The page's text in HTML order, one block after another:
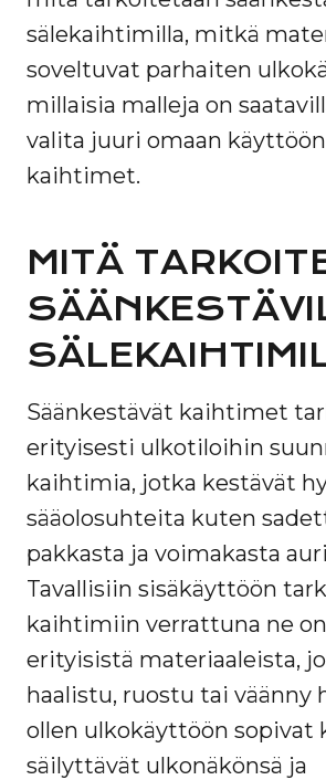
sälekaihtimilla, mitkä
soveltuvat parhaiten
millaisia malleja on
valita juuri omaan
kaihtimet.
MITÄ
Säänkestävät kaihtimet
erityisesti ulkotiloihin
kaihtimia, jotka kestävät
sääolosuhteita kuten
pakkasta ja voimakasta
Tavallisiin sisäkäyttöön
kaihtimiin verrattuna ne
erityisistä materiaaleista,
haalistu, ruostu tai väänny
ollen ulkokäyttöön sopivat
säilyttävät ulkonäkönsä ja